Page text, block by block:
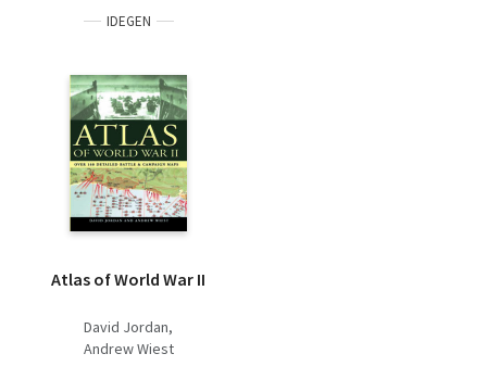
IDEGEN
Atlas of World War II
David Jordan
Andrew Wiest